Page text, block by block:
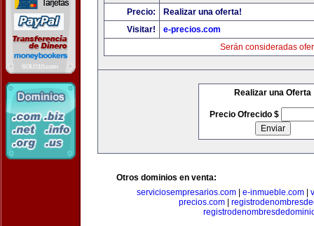
Precio:
Realizar una oferta!
Visitar!
e-precios.com
Serán consideradas
Realizar una Oferta
Precio Ofrecido $
Otros dominios en venta:
serviciosempresarios.com| e-inmueble.com|
precios.com